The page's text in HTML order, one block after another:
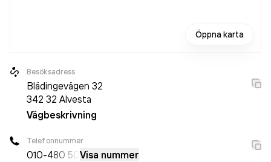
Öppna karta
Besöksadress
Blädingevägen 32
342 32 Alvesta
Vägbeskrivning
Telefonnummer
010-480 50 Visa nummer